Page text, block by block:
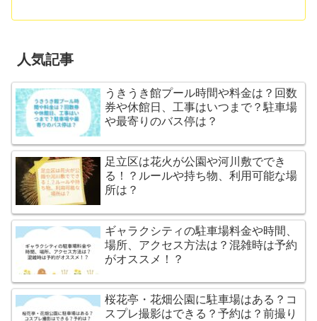
人気記事
うきうき館プール時間や料金は？回数
券や休館日、工事はいつまで？駐車場
や最寄りのバス停は？
足立区は花火が公園や河川敷ででき
る！？ルールや持ち物、利用可能な場
所は？
ギャラクシティの駐車場料金や時間、
場所、アクセス方法は？混雑時は予約
がオススメ！？
桜花亭・花畑公園に駐車場はある？コ
スプレ撮影はできる？予約は？前撮り